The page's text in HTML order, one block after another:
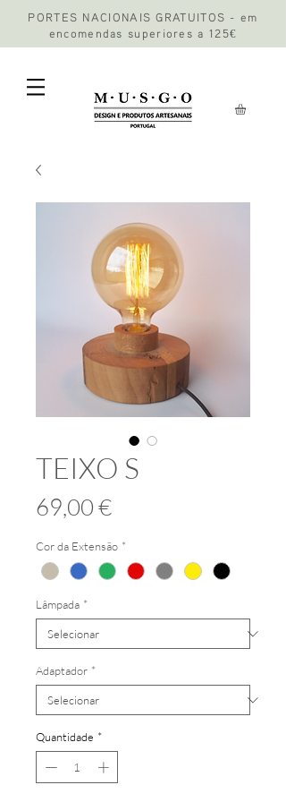
PORTES NACIONAIS GRATUITOS - em
encomendas superiores a 125€
TEIXO S
69,00 €Preço
Cor da Extensão *
Lâmpada *
Adaptador *
Quantidade *